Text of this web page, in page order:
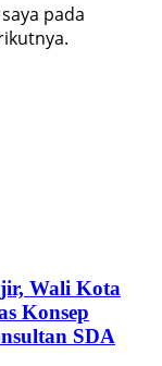
pada
Wali Kota
Konsep
SDA